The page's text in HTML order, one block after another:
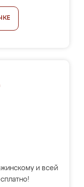
и всей